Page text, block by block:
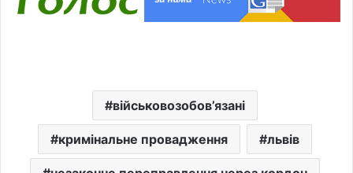
військовозобов’язані
кримінальне провадження львів